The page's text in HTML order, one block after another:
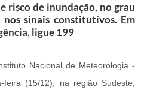
risco de inundação, no grau
sinais constitutivos. Em
ligue 199
Nacional de Meteorologia -
(15/12), na região Sudeste,